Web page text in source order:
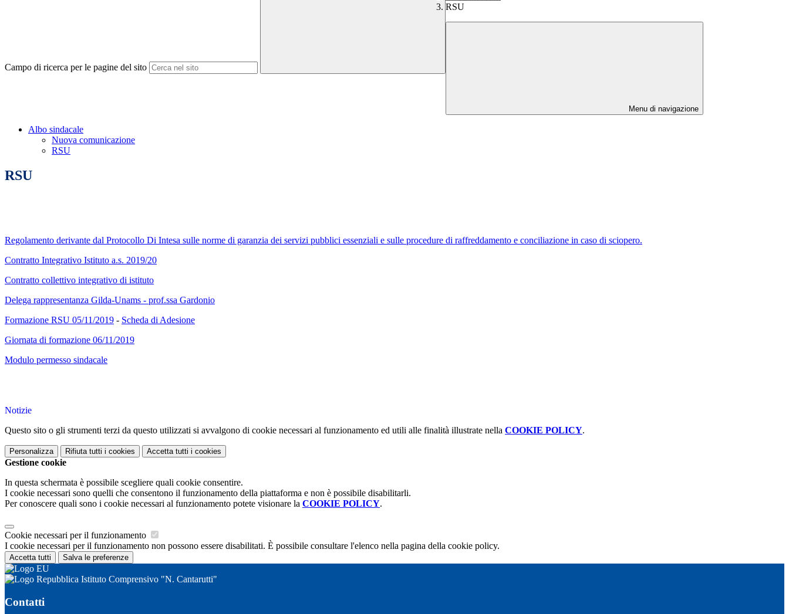
Campo di ricerca per le pagine del sito
RSU
Menu di navigazione
Albo sindacale
Nuova comunicazione
RSU
RSU
Regolamento derivante dal Protocollo Di Intesa sulle norme di garanzia dei servizi pubblici essenziali e sulle procedure di raffreddamento e conciliazione in caso di sciopero.
Contratto Integrativo Istituto a.s. 2019/20
Contratto collettivo integrativo di istituto
Delega rappresentanza Gilda-Unams - prof.ssa Gardonio
Formazione RSU 05/11/2019 - Scheda di Adesione
Giornata di formazione 06/11/2019
Modulo permesso sindacale
Notizie
Questo sito o gli strumenti terzi da questo utilizzati si avvalgono di cookie necessari al funzionamento ed utili alle finalità illustrate nella COOKIE POLICY.
Personalizza Rifiuta tutti i cookies Accetta tutti i cookies
Gestione cookie
In questa schermata è possibile scegliere quali cookie consentire.
I cookie necessari sono quelli che consentono il funzionamento della piattaforma e non è possibile disabilitarli.
Per conoscere quali sono i cookie necessari al funzionamento potete visionare la COOKIE POLICY.
Cookie necessari per il funzionamento
I cookie necessari per il funzionamento non possono essere disabilitati. È possibile consultare l'elenco nella pagina della cookie policy.
Accetta tutti Salva le preferenze
Istituto Comprensivo "N. Cantarutti"
Contatti